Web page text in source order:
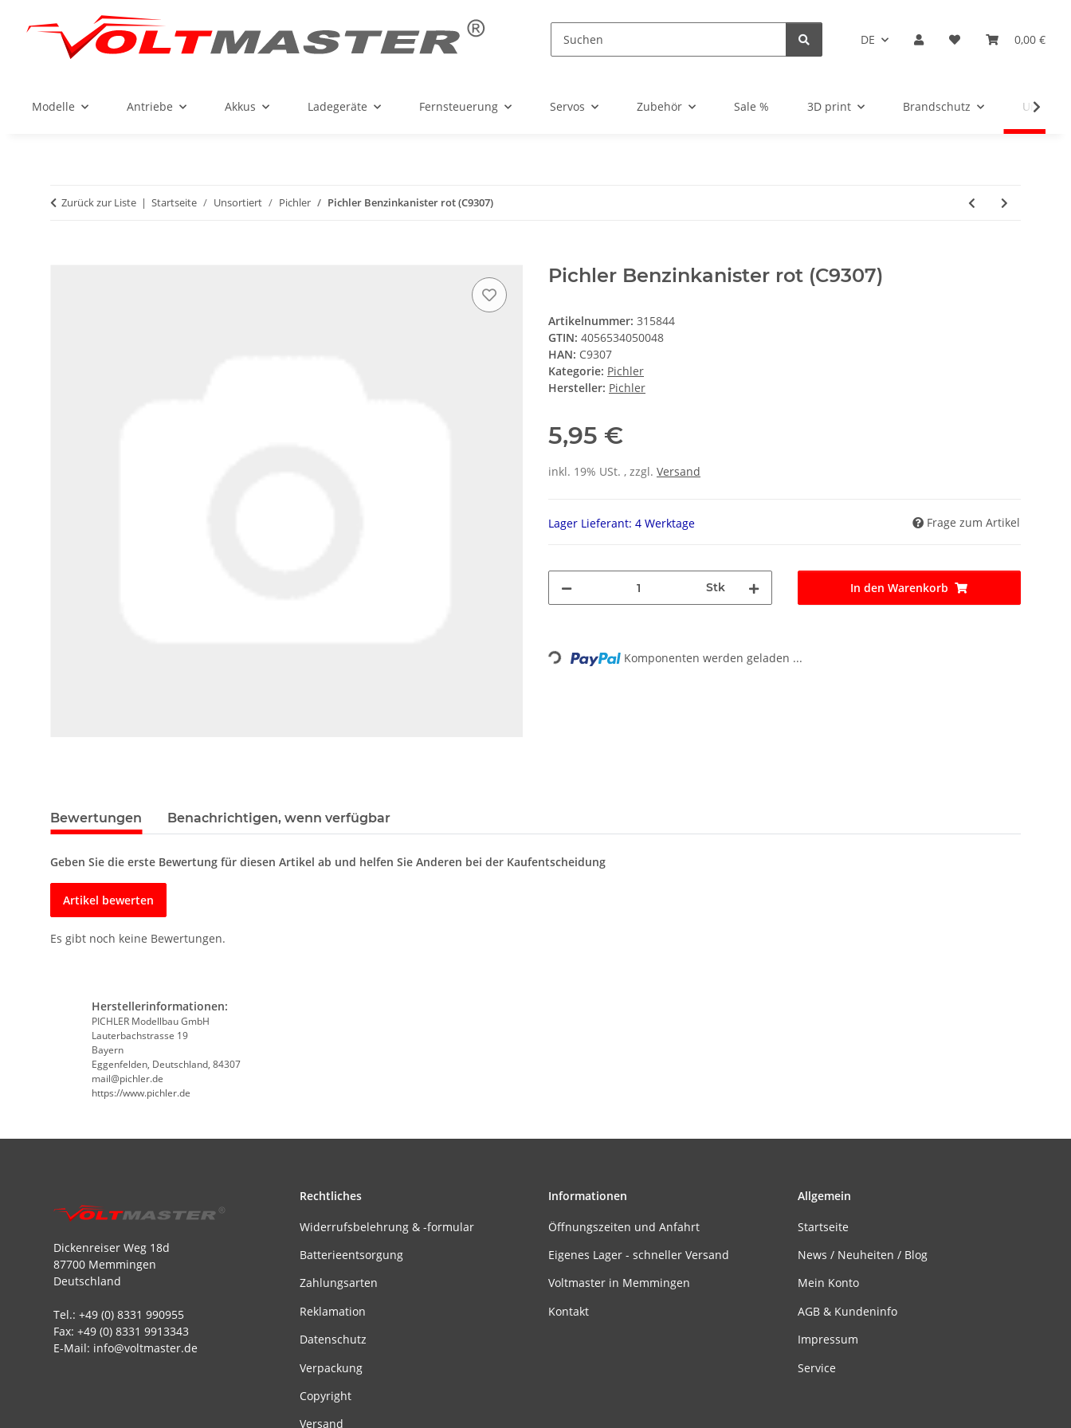
DE 0,00 €
Modelle Antriebe Akkus Ladegeräte Fernsteuerung Servos Zubehör Sale % 3D print Brandschutz
Zurück zur Liste Startseite Unsortiert Pichler Pichler Benzinkanister rot (C9307)
Pichler Benzinkanister rot (C9307)
Artikelnummer: 315844
GTIN: 4056534050048
HAN: C9307
Kategorie: Pichler
Hersteller: Pichler
5,95 €
inkl. 19% USt. , zzgl. Versand
Lager Lieferant: 4 Werktage Frage zum Artikel
Stk In den Warenkorb
Loading... Komponenten werden geladen ...
Bewertungen Benachrichtigen, wenn verfügbar
Geben Sie die erste Bewertung für diesen Artikel ab und helfen Sie Anderen bei der Kaufentscheidung
Artikel bewerten
Es gibt noch keine Bewertungen.
Herstellerinformationen:
PICHLER Modellbau GmbH
Lauterbachstrasse 19
Bayern
Eggenfelden, Deutschland, 84307
mail@pichler.de
https://www.pichler.de
Dickenreiser Weg 18d
87700 Memmingen
Deutschland
Tel.: +49 (0) 8331 990955
Fax: +49 (0) 8331 9913343
E-Mail: info@voltmaster.de
Rechtliches
Widerrufsbelehrung & -formular
Batterieentsorgung
Zahlungsarten
Reklamation
Datenschutz
Verpackung
Copyright
Versand
Informationen
Öffnungszeiten und Anfahrt
Eigenes Lager - schneller Versand
Voltmaster in Memmingen
Kontakt
Allgemein
Startseite
News / Neuheiten / Blog
Mein Konto
AGB & Kundeninfo
Impressum
Service